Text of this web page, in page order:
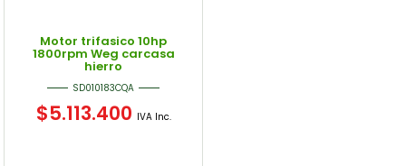
Motor trifasico 10hp
1800rpm Weg carcasa
hierro
SD010183CQA
$5.113.400 IVA Inc.